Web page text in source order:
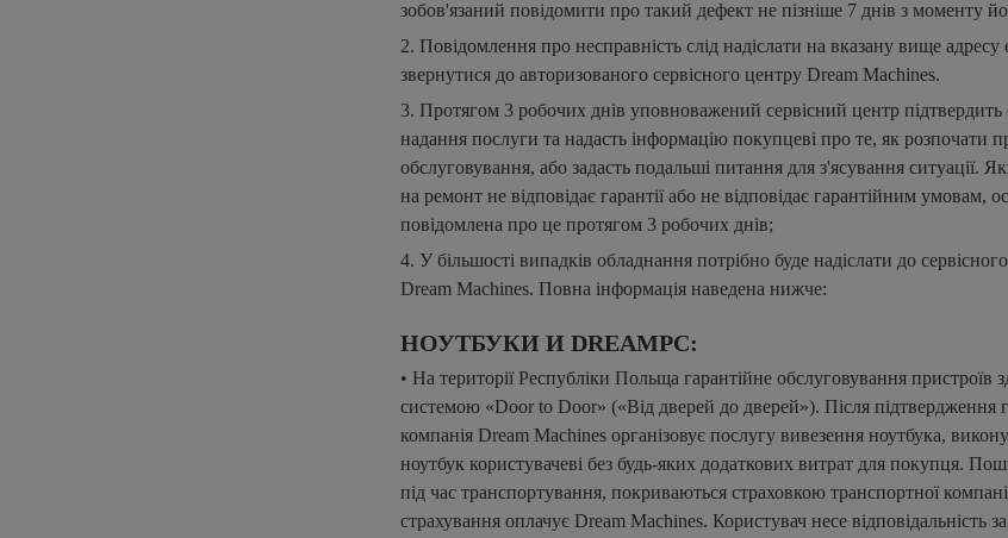
зобов'язаний повідомити про такий дефект не пізніше 7 днів з моменту
2. Повідомлення про несправність слід надіслати на вказану вище
звернутися до авторизованого сервісного центру Dream Machines.
3. Протягом 3 робочих днів уповноважений сервісний центр
надання послуги та надасть інформацію покупцеві про те, як розпочати
обслуговування, або задасть подальші питання для з'ясування ситуації.
на ремонт не відповідає гарантії або не відповідає гарантійним умовам,
повідомлена про це протягом 3 робочих днів;
4. У більшості випадків обладнання потрібно буде надіслати до
Dream Machines. Повна інформація наведена нижче:
НОУТБУКИ И DREAMPC:
• На території Республіки Польща гарантійне обслуговування пристроїв
системою «Door to Door» («Від дверей до дверей»). Після підтвердження
компанія Dream Machines організовує послугу вивезення ноутбука,
ноутбук користувачеві без будь-яких додаткових витрат для покупця.
під час транспортування, покриваються страховкою транспортної
страхування оплачує Dream Machines. Користувач несе відповідальність